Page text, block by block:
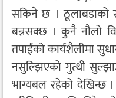
सकिने छ । ठूलाबडाको
बन्नसक्छ । कुनै नौलो
तपाईंको कार्यशैलीमा
नसुल्झिएको गुत्थी
भाग्यबल रहेको